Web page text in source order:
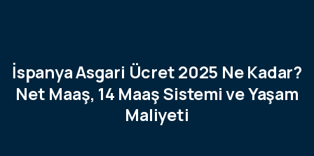
İspanyaAsgari Ücret2025 Ne Kadar?
Net Maaş, 14 MaaşSistemi veYaşam
Maliyeti